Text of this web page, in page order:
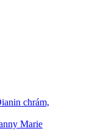
chrám,
Marie